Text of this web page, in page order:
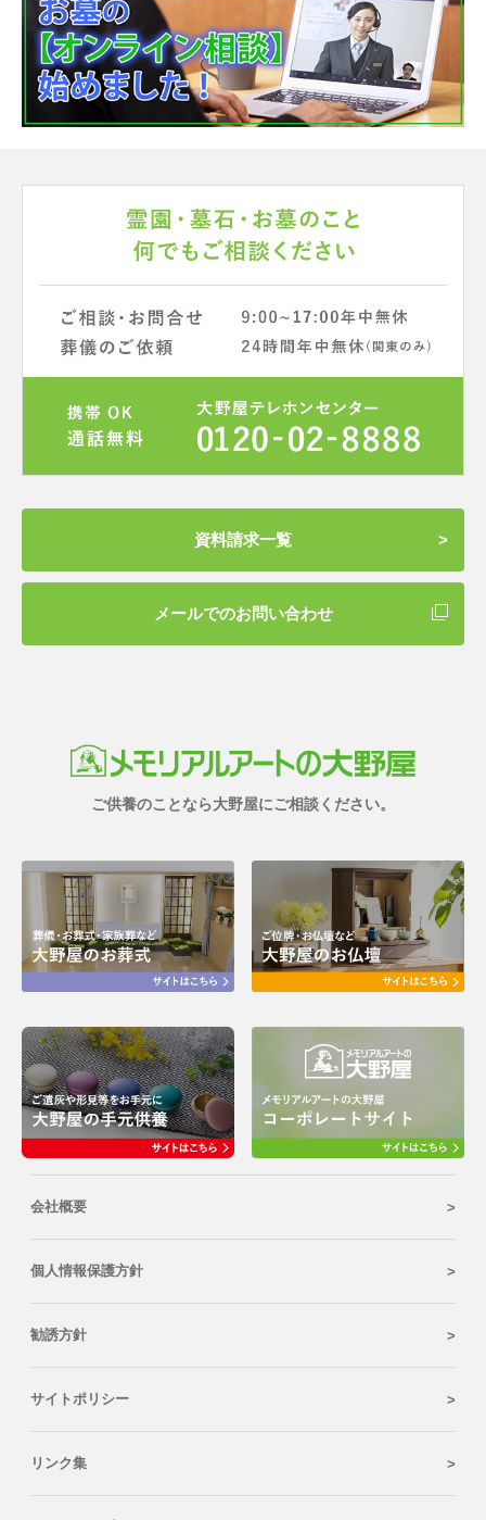
資料請求一覧
メールでのお問い合わせ
ご供養のことなら大野屋にご相談ください。
会社概要
個人情報保護方針
勧誘方針
サイトポリシー
リンク集